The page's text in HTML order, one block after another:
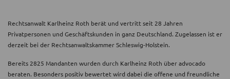
Rechtsanwalt Karlheinz Roth berät und vertritt seit 28 Jahren
Privatpersonen und Geschäftskunden in ganz Deutschland. Zugelassen ist er
derzeit bei der Rechtsanwaltskammer Schleswig-Holstein.
Bereits 2825 Mandanten wurden durch Karlheinz Roth über advocado
beraten. Besonders positiv bewertet wird dabei die offene und freundliche